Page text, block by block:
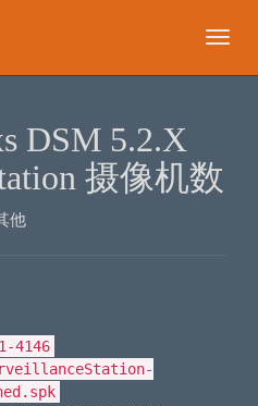
导
DSM 5.2.X
摄像机数
他
4146